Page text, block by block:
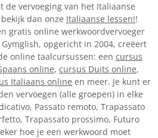
de vervoeging van het Italiaanse
dan onze Italiaanse lessen!!
gratis online werkwoordvervoeger
opgericht in 2004, creëert
online taalcursussen: een cursus
online, cursus Duits online,
Italiaans online en meer. Je kunt er
vervoegen (alle groepen) in elke
Passato remoto, Trapassato
Trapassato prossimo, Futuro
hoe je een werkwoord moet